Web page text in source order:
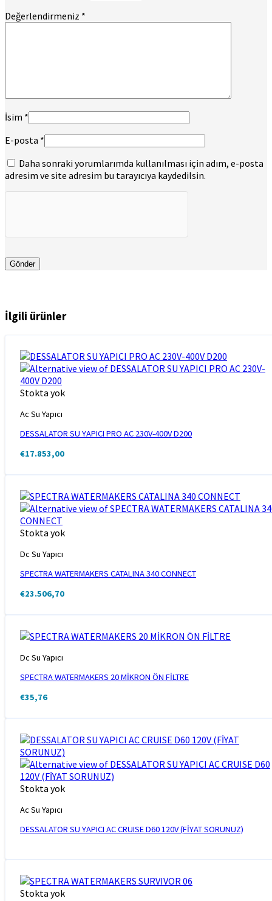
Değerlendirmeniz *
İsim *
E-posta *
Daha sonraki yorumlarımda kullanılması için adım, e-posta
adresim ve site adresim bu tarayıcıya kaydedilsin.
İlgili ürünler
Stokta yok
Ac Su Yapıcı
DESSALATOR SU YAPICI PRO AC 230V-400V D200
€17.853,00
Stokta yok
Dc Su Yapıcı
SPECTRA WATERMAKERS CATALINA 340 CONNECT
€23.506,70
Dc Su Yapıcı
SPECTRA WATERMAKERS 20 MİKRON ÖN FİLTRE
€35,76
Stokta yok
Ac Su Yapıcı
DESSALATOR SU YAPICI AC CRUISE D60 120V (FİYAT SORUNUZ)
Stokta yok